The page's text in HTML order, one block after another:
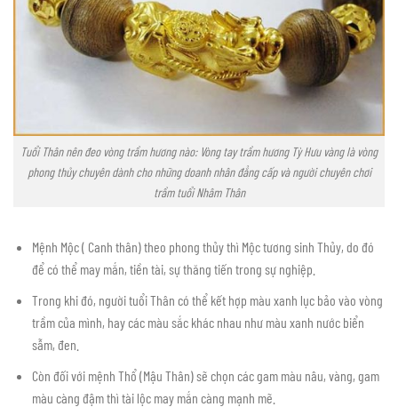
Tuổi Thân nên đeo vòng trầm hương nào: Vòng tay trầm hương Tỳ Hưu vàng là vòng
phong thủy chuyên dành cho những doanh nhân đẳng cấp và người chuyên chơi
trầm tuổi Nhâm Thân
Mệnh Mộc ( Canh thân) theo phong thủy thì Mộc tương sinh Thủy, do đó
để có thể may mắn, tiền tài, sự thăng tiến trong sự nghiệp.
Trong khi đó, người tuổi Thân có thể kết hợp màu xanh lục bảo vào vòng
trầm của mình, hay các màu sắc khác nhau như màu xanh nước biển
sẫm, đen.
Còn đối với mệnh Thổ (Mậu Thân) sẽ chọn các gam màu nâu, vàng, gam
màu càng đậm thì tài lộc may mắn càng mạnh mẽ.